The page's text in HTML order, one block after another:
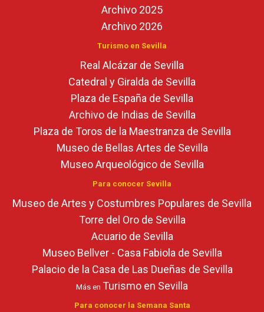
Archivo 2025
Archivo 2026
Turismo en Sevilla
Real Alcázar de Sevilla
Catedral y Giralda de Sevilla
Plaza de España de Sevilla
Archivo de Indias de Sevilla
Plaza de Toros de la Maestranza de Sevilla
Museo de Bellas Artes de Sevilla
Museo Arqueológico de Sevilla
Para conocer Sevilla
Museo de Artes y Costumbres Populares de Sevilla
Torre del Oro de Sevilla
Acuario de Sevilla
Museo Bellver - Casa Fabiola de Sevilla
Palacio de la Casa de Las Dueñas de Sevilla
Más en Turismo en Sevilla
Para conocer la Semana Santa